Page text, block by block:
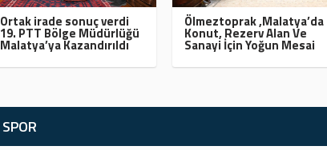
Ortak irade sonuç verdi
19. PTT Bölge Müdürlüğü
Malatya’ya Kazandırıldı
Ölmeztoprak ,Malatya’da
Konut, Rezerv Alan Ve
Sanayi İçin Yoğun Mesai
SPOR